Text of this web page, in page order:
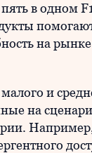
в одном
на рынке
и
на